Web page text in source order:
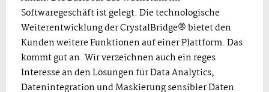
Softwaregeschäft ist gelegt. Die technologische
Weiterentwicklung der CrystalBridge® bietet den
Kunden weitere Funktionen auf einer Plattform. Das
kommt gut an. Wir verzeichnen auch ein reges
Interesse an den Lösungen für Data Analytics,
Datenintegration und Maskierung sensibler Daten